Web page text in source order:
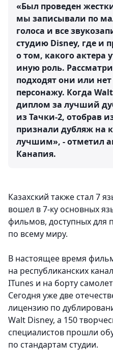
«Был проведен
мы записывали по
голоса и все
студию Disney, где и
о том, какого актера
иную роль.
подходят они или
персонажу. Когда
диплом за лучший
из Тачки-2, отобрав
признали дубляж на
лучшим», - отметил
Канапия.
Казахский также стал 7
вошел в 7-ку основных
фильмов, доступных для
по всему миру.
В настоящее время
на республиканских
ITunes и на борту
Сегодня уже две
лицензию по
Walt Disney, а 150
специалистов прошли
по стандартам студии.